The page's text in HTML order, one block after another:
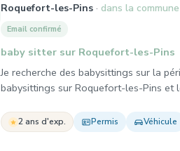
Roquefort-les-Pins dans la commune
Email confirmé
baby sitter sur Roquefort-les-Pins
Je recherche des babysittings sur la
babysittings sur Roquefort-les-Pins et
2 ans d'exp. Permis Véhicule